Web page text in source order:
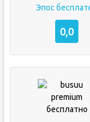
Эпос
0,0